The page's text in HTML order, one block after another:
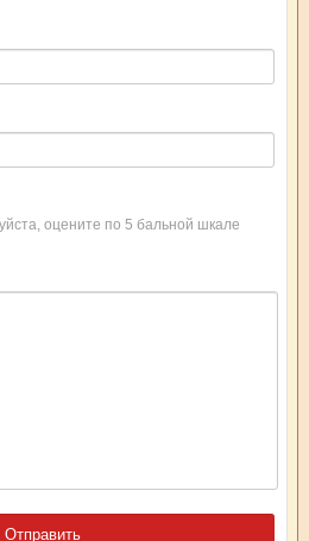
оцените по 5 бальной шкале